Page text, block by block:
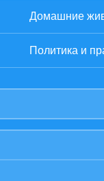
Домашние
Политика и